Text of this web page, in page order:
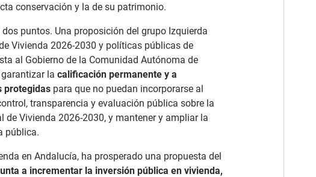
conservación y la de su patrimonio.
puntos. Una proposición del grupo Izquierda
Vivienda 2026-2030 y políticas públicas de
al Gobierno de la Comunidad Autónoma de
la calificación permanente y a
protegidas para que no puedan incorporarse al
transparencia y evaluación pública sobre la
de Vivienda 2026-2030, y mantener y ampliar la
pública.
en Andalucía, ha prosperado una propuesta del
a incrementar la inversión pública en vivienda,